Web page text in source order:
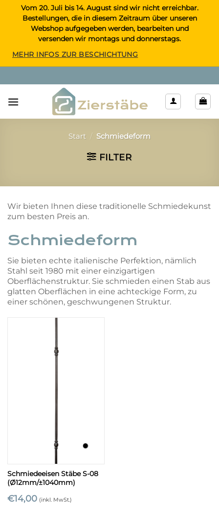
Inhalt
springen
Vom 20. Juli bis 14. August sind wir nicht erreichbar.
Bestellungen, die in diesem Zeitraum über unseren
Webshop aufgegeben werden, bearbeiten und
versenden wir montags und donnerstags.
MEHR INFOS ZUR BESCHICHTUNG
Start / Schmiedeform
FILTER
Wir bieten Ihnen diese traditionelle Schmiedekunst
zum besten Preis an.
Schmiedeform
Sie bieten echte italienische Perfektion, nämlich
Stahl seit 1980 mit einer einzigartigen
Oberflächenstruktur. Sie schmieden einen Stab aus
glatten Oberflächen in eine achteckige Form, zu
einer schönen, geschwungenen Struktur.
Schmiedeeisen Stäbe S-08
(Ø12mm/±1040mm)
€14,00 (inkl. MwSt.)